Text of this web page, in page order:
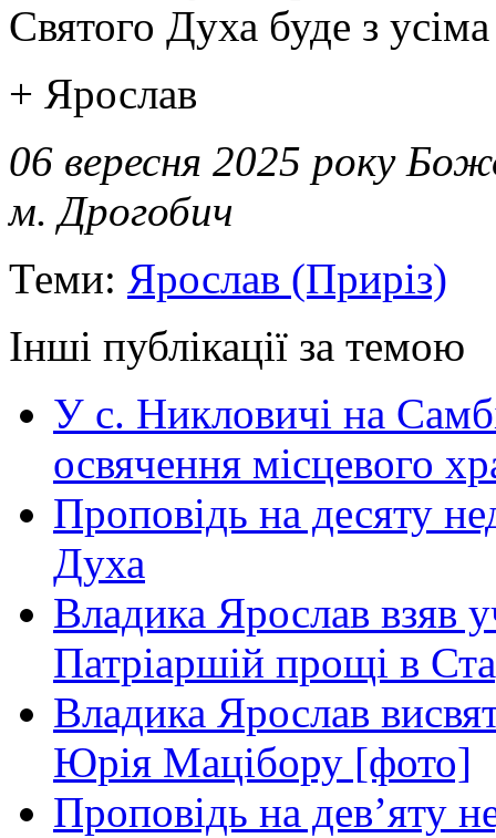
Святого Духа буде з
+ Ярослав
06 вересня 2025 року
м. Дрогобич
Теми: Ярослав (Приріз)
Інші публікації за темою
У с. Никловичі на
освячення місцевого
Проповідь на десяту
Духа
Владика Ярослав взяв
Патріаршій прощі в
Владика Ярослав
Юрія Мацібору [фото]
Проповідь на дев’яту